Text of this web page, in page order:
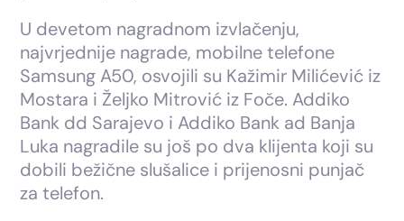
U devetom nagradnom izvlačenju,
najvrjednije nagrade, mobilne telefone
Samsung A50, osvojili su Kažimir Milićević iz
Mostara i Željko Mitrović iz Foče. Addiko
Bank dd Sarajevo i Addiko Bank ad Banja
Luka nagradile su još po dva klijenta koji su
dobili bežične slušalice i prijenosni punjač
za telefon.